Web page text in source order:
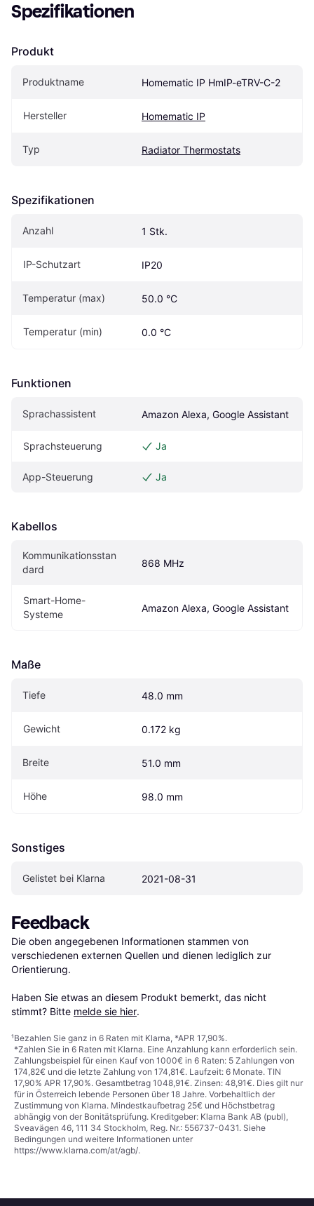
Spezifikationen
Produkt
Produktname Homematic IP HmIP-eTRV-C-2
Hersteller Homematic IP
Typ Radiator Thermostats
Spezifikationen
Anzahl 1 Stk.
IP-Schutzart IP20
Temperatur (max) 50.0 °C
Temperatur (min) 0.0 °C
Funktionen
Sprachassistent Amazon Alexa, Google Assistant
Sprachsteuerung Ja
App-Steuerung Ja
Kabellos
Kommunikationsstan
dard
868 MHz
Smart-Home-
Systeme
Amazon Alexa, Google Assistant
Maße
Tiefe 48.0 mm
Gewicht 0.172 kg
Breite 51.0 mm
Höhe 98.0 mm
Sonstiges
Gelistet bei Klarna 2021-08-31
Feedback
Die oben angegebenen Informationen stammen von
verschiedenen externen Quellen und dienen lediglich zur
Orientierung.
Haben Sie etwas an diesem Produkt bemerkt, das nicht
stimmt? Bitte melde sie hier.
¹Bezahlen Sie ganz in 6 Raten mit Klarna, *APR 17,90%.
*Zahlen Sie in 6 Raten mit Klarna. Eine Anzahlung kann erforderlich sein.
Zahlungsbeispiel für einen Kauf von 1000€ in 6 Raten: 5 Zahlungen von
174,82€ und die letzte Zahlung von 174,81€. Laufzeit: 6 Monate. TIN
17,90% APR 17,90%. Gesamtbetrag 1048,91€. Zinsen: 48,91€. Dies gilt nur
für in Österreich lebende Personen über 18 Jahre. Vorbehaltlich der
Zustimmung von Klarna. Mindestkaufbetrag 25€ und Höchstbetrag
abhängig von der Bonitätsprüfung. Kreditgeber: Klarna Bank AB (publ),
Sveavägen 46, 111 34 Stockholm, Reg. Nr.: 556737-0431. Siehe
Bedingungen und weitere Informationen unter
https://www.klarna.com/at/agb/.